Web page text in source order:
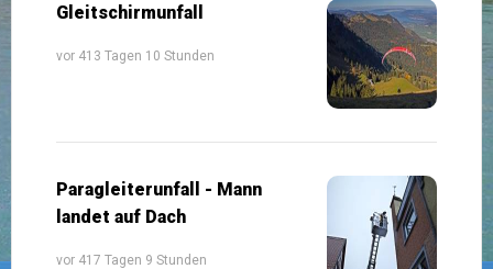
Gleitschirmunfall
vor 413 Tagen 10 Stunden
Paragleiterunfall - Mann
landet auf Dach
vor 417 Tagen 9 Stunden